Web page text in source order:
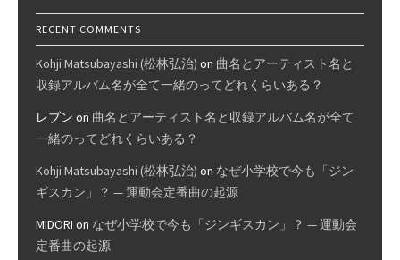
RECENT COMMENTS
Kohji Matsubayashi (松林弘治) on 曲名とアーティスト名と
収録アルバム名が全て一緒のってどれくらいある？
レブン on 曲名とアーティスト名と収録アルバム名が全て
一緒のってどれくらいある？
Kohji Matsubayashi (松林弘治) on なぜ小学校で今も「ジン
ギスカン」？ — 運動会定番曲の起源
MIDORI on なぜ小学校で今も「ジンギスカン」？ — 運動会
定番曲の起源